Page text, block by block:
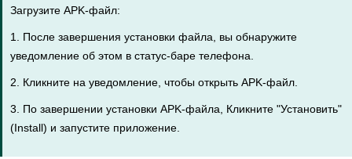
Загрузите APK-файл:
1. После завершения установки файла, вы обнаружите
уведомление об этом в статус-баре телефона.
2. Кликните на уведомление, чтобы открыть APK-файл.
3. По завершении установки APK-файла, Кликните "Установить"
(Install) и запустите приложение.